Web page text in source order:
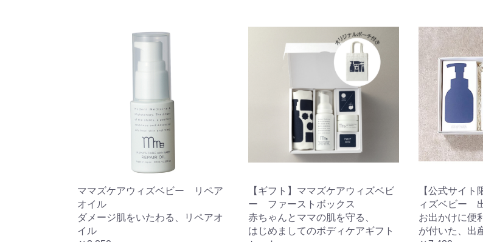
ママズケアウィズベビー リペア
オイル
ダメージ肌をいたわる、リペアオ
イル
【ギフト】ママズケアウィズベビ
ー ファーストボックス
赤ちゃんとママの肌を守る、
はじめましてのボディケアギフト
【公式サイト
ィズベビー
お出かけに便
が付いた、出